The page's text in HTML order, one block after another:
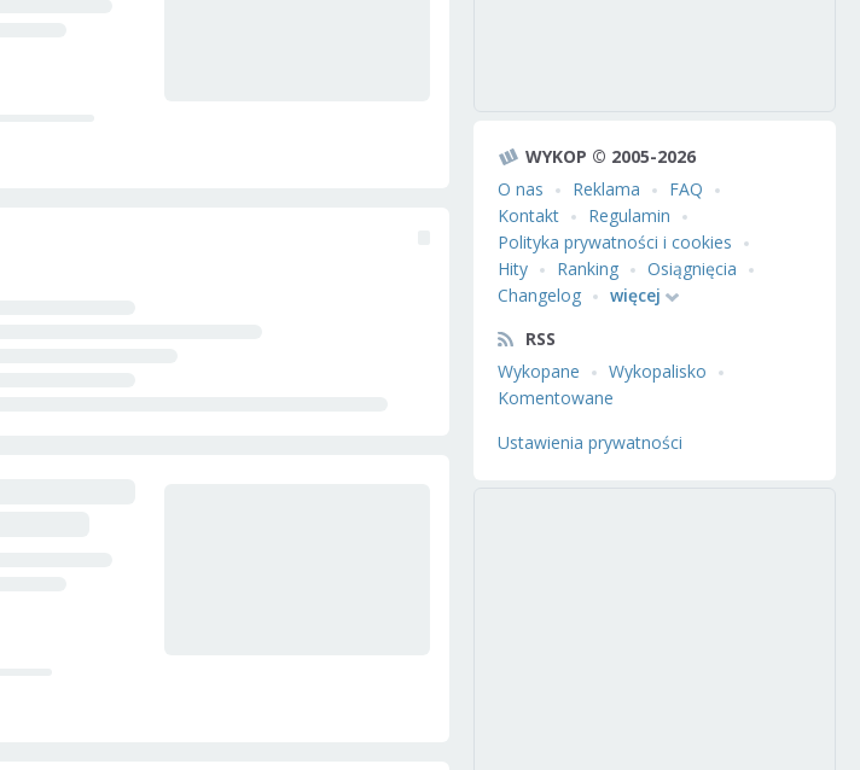
WYKOP © 2005-2026
O nas
Reklama
FAQ
Kontakt
Regulamin
Polityka prywatności i cookies
Hity
Ranking
Osiągnięcia
Changelog
więcej
RSS
Wykopane
Wykopalisko
Komentowane
Ustawienia prywatności